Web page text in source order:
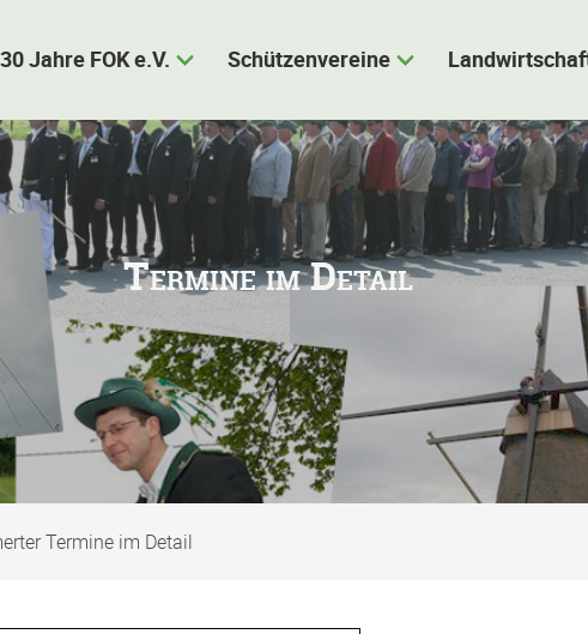
30 Jahre FOK e.V. Schützenvereine
Termine im Detail
Termine im Detail